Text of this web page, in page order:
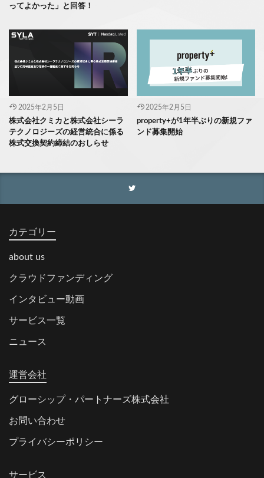
ってよかった」と回答！
2025年2月5日
株式会社クミカと株式会社シーラ
テクノロジーズの経営統合に係る
株式交換契約締結のおしらせ
2025年2月5日
property+が1年半ぶりの新規ファ
ンド募集開始
カテゴリー
about us
クラウドファンディング
インタビュー動画
サービス一覧
ニュース
運営会社
グローシップ・パートナーズ株式会社
お問い合わせ
プライバシーポリシー
サービス